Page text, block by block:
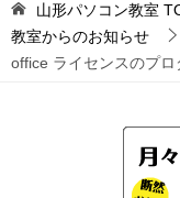
山形パソコン教室
教室からのお知らせ
office ライセンスのプ